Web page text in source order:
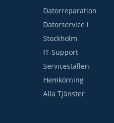
Datorreparation
Datorservice i
Stockholm
IT-Support
Serviceställen
Hemkörning
Alla Tjänster